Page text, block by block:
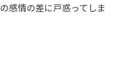
感情の差に戸惑ってしま